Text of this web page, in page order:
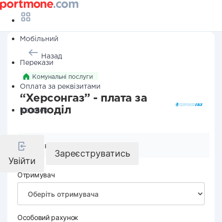
Мобільний
Перекази
Оплата за реквізитами
Кешбек
Увійти
Зареєструватись
Назад
Комунальні послуги
“Херсонгаз” - плата за
розподіл
Реквізити компанії
Отримувач
Особовий рахунок